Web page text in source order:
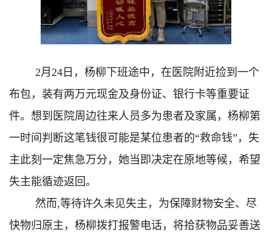
2月24日，杨柳下班途中，在医院附近捡到一个
布包，装有两万元现金及身份证、银行卡等重要证
件。想到医院周边往来人员多为患者及家属，杨柳第
一时间判断这笔钱很可能是某位患者的“救命钱”，失
主此刻一定焦急万分，她当即决定在原地等候，希望
失主能循迹返回。
然而,等待许久未见失主，为保障财物安全、尽
快物归原主，杨柳拨打报警电话，将拾获物品妥善送